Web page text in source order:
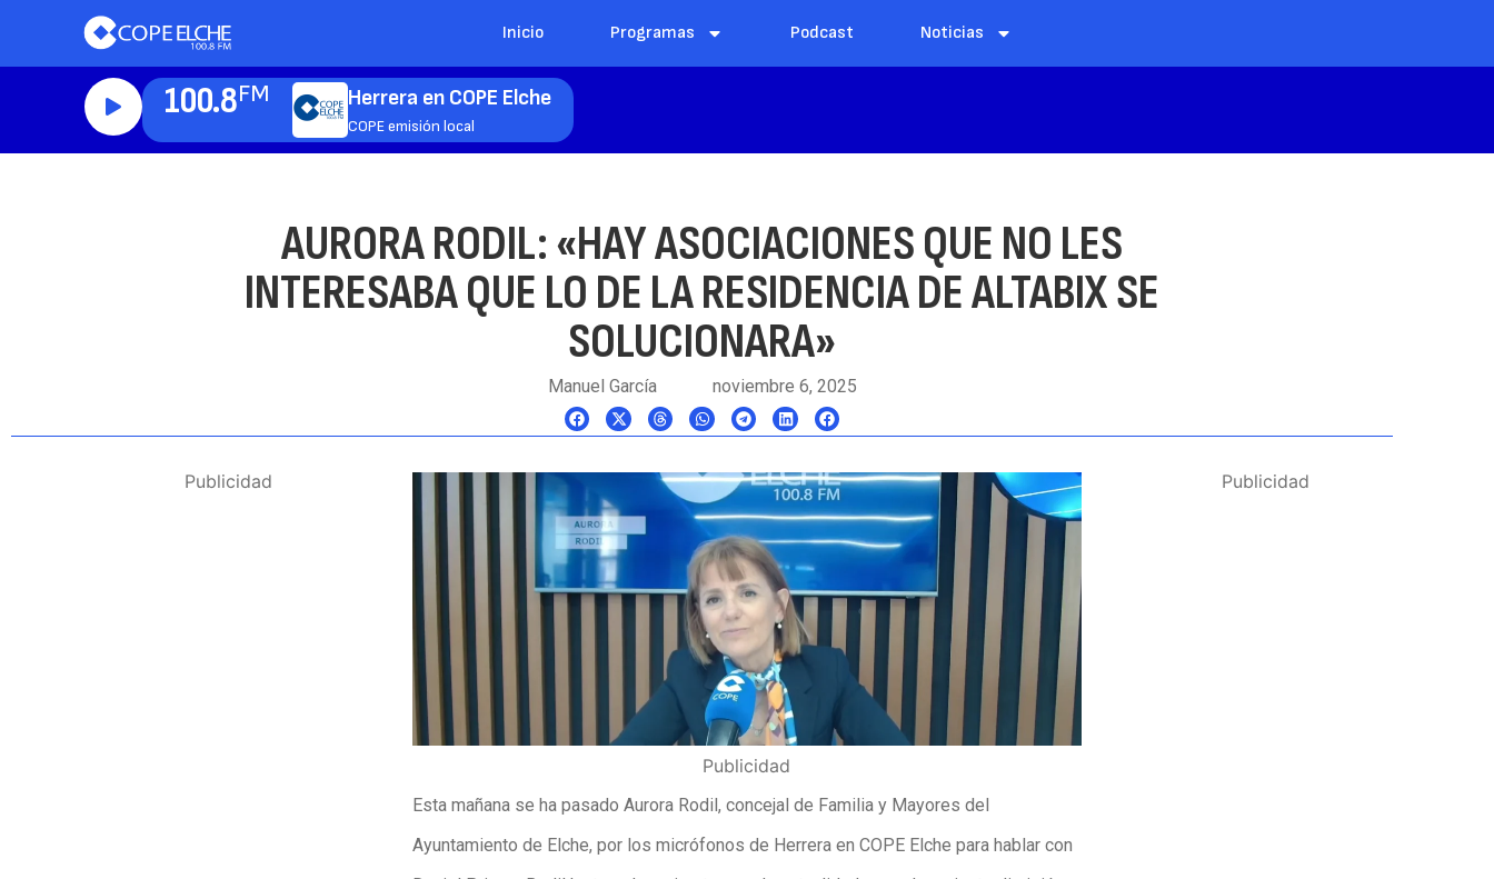
Inicio Programas Podcast Noticias
100.8FM Herrera en COPE Elche
COPE emisión local
AURORA RODIL: «HAY ASOCIACIONES QUE NO LES
INTERESABA QUE LO DE LA RESIDENCIA DE ALTABIX SE
SOLUCIONARA»
Manuel García noviembre 6, 2025
Publicidad
Publicidad
Esta mañana se ha pasado Aurora Rodil, concejal de Familia y Mayores del
Ayuntamiento de Elche, por los micrófonos de Herrera en COPE Elche para hablar con
Publicidad